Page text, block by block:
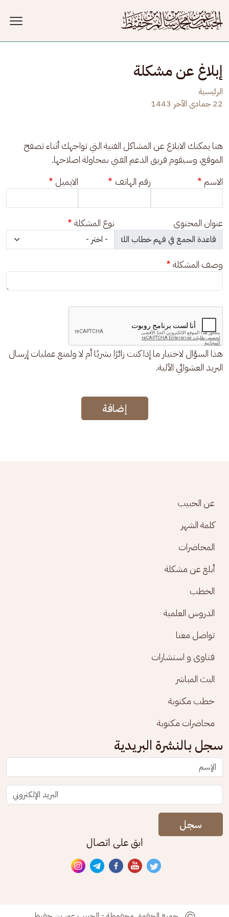
إبلاغ عن مشكلة
الرئيسية
22 جمادى الآخر 1443
هنا يمكنك الابلاغ عن المشاكل الفنية التي تواجهك أثناء تصفح
الموقع، وسيقوم فريق الدعم الفني بمحاولة اصلاحها.
الاسم
رقم الهاتف الايميل
عنوان المحتوى نوع المشكلة
وصف المشكلة
هذا السؤال لاختبار ما إذا كنت زائرًا بشريًا أم لا ولمنع عمليات إرسال
البريد العشوائي الآلية.
إضافة
Footer menu
عن الحبيب
كلمة الشهر
المحاضرات
أبلغ عن مشكلة
الخطب
الدروس العلمية
تواصل معنا
فتاوى و استشارات
البث المباشر
خطب مكتوبة
محاضرات مكتوبة
سجل بالنشرة البريدية
سجل
ابق على اتصال